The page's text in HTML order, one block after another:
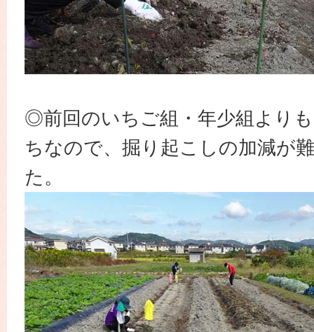
◎前回のいちご組・年少組より
ちなので、掘り起こしの加減が
た。